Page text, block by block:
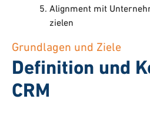
Alignment mit
zielen
Grundlagen und Ziele
Definition und
CRM